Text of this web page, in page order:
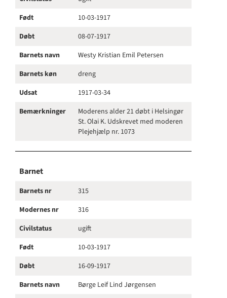
Født
10-03-1917
Døbt
08-07-1917
Barnets navn
Westy Kristian Emil Petersen
Barnets køn
dreng
Udsat
1917-03-34
Bemærkninger
Moderens alder 21 døbt i Helsingør
St. Olai K. Udskrevet med moderen
Plejehjælp nr. 1073
Barnet
Barnets nr
315
Modernes nr
316
Civilstatus
ugift
Født
10-03-1917
Døbt
16-09-1917
Barnets navn
Børge Leif Lind Jørgensen